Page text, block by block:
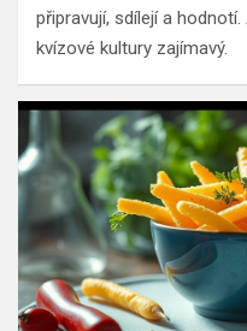
připravují, sdílejí a
kvízové kultury zajímavý.